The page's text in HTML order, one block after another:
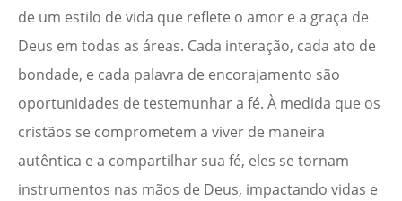
de um estilo de vida que reflete o amor e a graça de
Deus em todas as áreas. Cada interação, cada ato de
bondade, e cada palavra de encorajamento são
oportunidades de testemunhar a fé. À medida que os
cristãos se comprometem a viver de maneira
autêntica e a compartilhar sua fé, eles se tornam
instrumentos nas mãos de Deus, impactando vidas e